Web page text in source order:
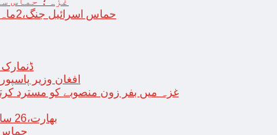
حماس اسرائیل جنگ،2ماہ مکمل: غزہ شہرتباہ،7ہزاربچوں سمیت16ہزارفلسطینی شہید
افغان وزیر
غزہ میں بفر زون منصوبے کو مسترد
بھارت،26 سالہ ڈاکٹر شاہانہ نے جہیز کے تقاضے پر اپنی زندگی کا خاتمہ کر لیا
حماس